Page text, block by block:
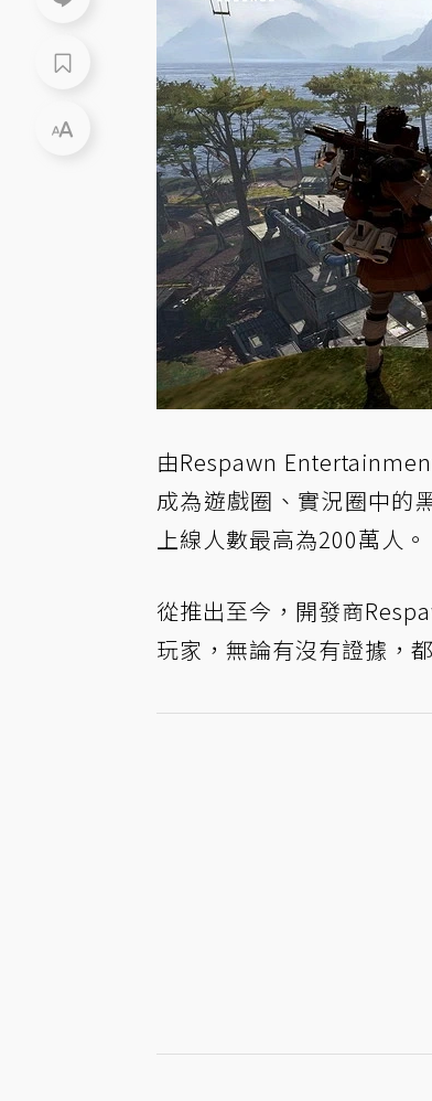
由Respawn
成為遊戲圈、實況圈中的
上線人數最高為200萬人。
從推出至今，開發商
玩家，無論有沒有證據，